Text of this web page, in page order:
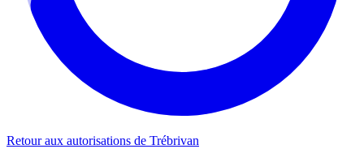
Retour aux autorisations de Trébrivan